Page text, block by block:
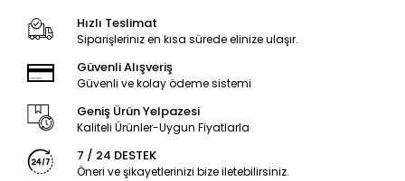
Hızlı Teslimat
Siparişleriniz en kısa sürede elinize ulaşır.
Güvenli Alışveriş
Güvenli ve kolay ödeme sistemi
Geniş Ürün Yelpazesi
Kaliteli Ürünler-Uygun Fiyatlarla
7 / 24 DESTEK
Öneri ve şikayetlerinizi bize iletebilirsiniz.